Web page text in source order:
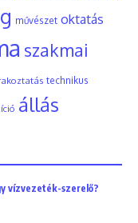
művészet oktatás
szakmai
technikus
állás
vízvezeték-szerelő?